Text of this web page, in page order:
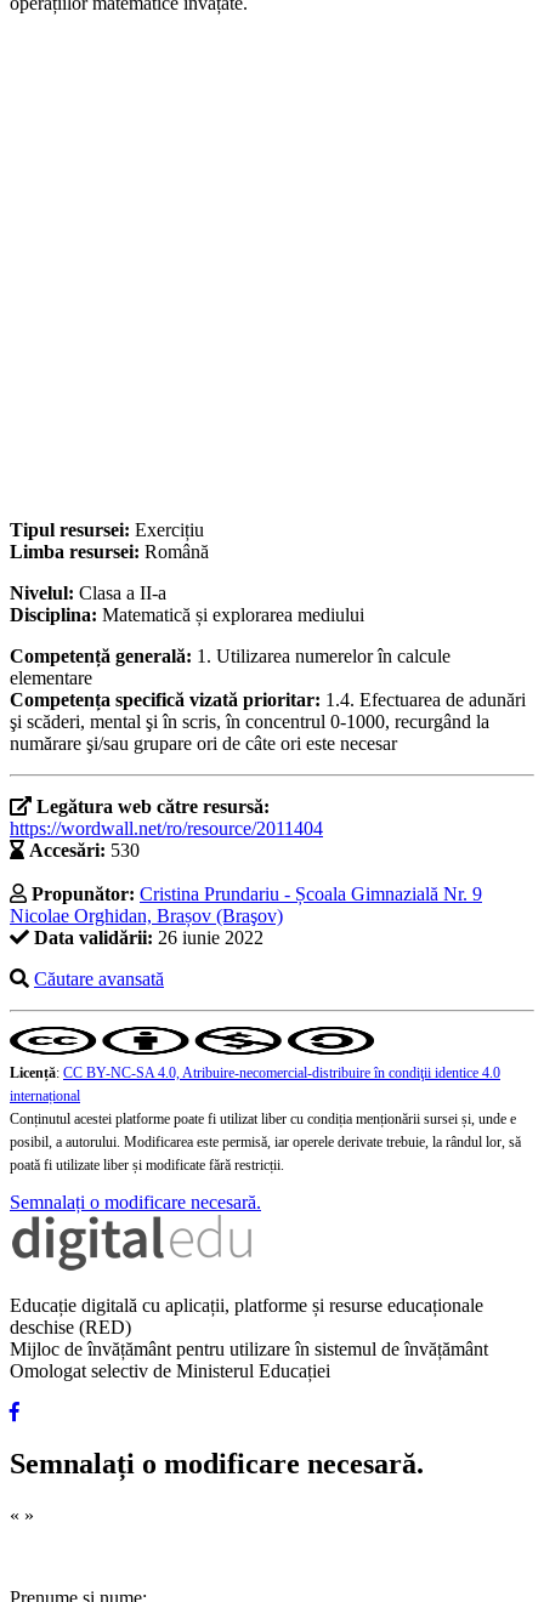
Tipul resursei: Exercițiu
Limba resursei: Română
Nivelul: Clasa a II-a
Disciplina: Matematică și explorarea mediului
Competență generală: 1. Utilizarea numerelor în calcule
elementare
Competența specifică vizată prioritar: 1.4. Efectuarea de adunări
şi scăderi, mental şi în scris, în concentrul 0-1000, recurgând la
numărare şi/sau grupare ori de câte ori este necesar
Legătura web către resursă:
https://wordwall.net/ro/resource/2011404
Accesări: 530
Propunător: Cristina Prundariu - Școala Gimnazială Nr. 9
Nicolae Orghidan, Brașov (Braşov)
Data validării: 26 iunie 2022
Căutare avansată
Licență: CC BY-NC-SA 4.0, Atribuire-necomercial-distribuire în condiţii identice 4.0
internațional
Conținutul acestei platforme poate fi utilizat liber cu condiția menționării sursei și, unde e
posibil, a autorului. Modificarea este permisă, iar operele derivate trebuie, la rândul lor, să
poată fi utilizate liber și modificate fără restricții.
Semnalați o modificare necesară.
Educație digitală cu aplicații, platforme și resurse educaționale
deschise (RED)
Mijloc de învățământ pentru utilizare în sistemul de învățământ
Omologat selectiv de Ministerul Educației
Semnalați o modificare necesară.
« »